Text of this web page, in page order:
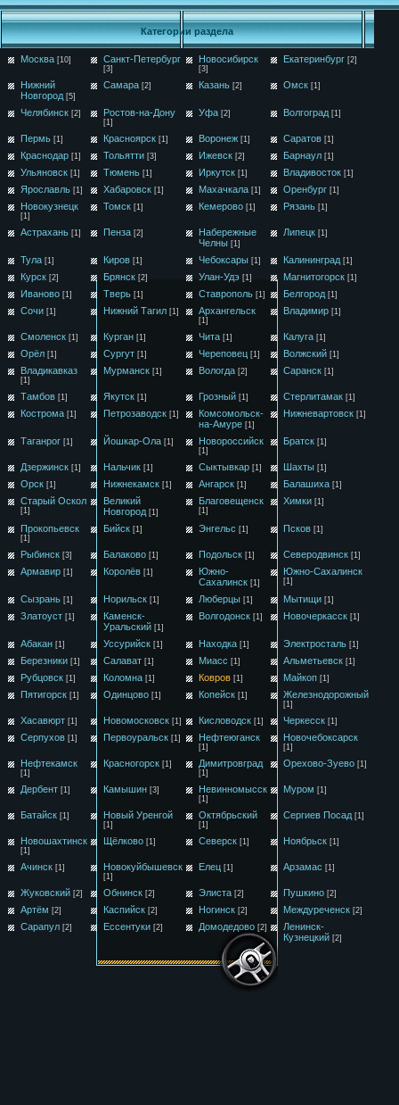
Категории раздела
Москва [10] Санкт-Петербург
[3]
Новосибирск
[3]
Екатеринбург [2]
Нижний
Новгород [5]
Самара [2] Казань [2] Омск [1]
Челябинск [2] Ростов-на-Дону
[1]
Уфа [2] Волгоград [1]
Пермь [1] Красноярск [1] Воронеж [1] Саратов [1]
Краснодар [1] Тольятти [3] Ижевск [2] Барнаул [1]
Ульяновск [1] Тюмень [1] Иркутск [1] Владивосток [1]
Ярославль [1] Хабаровск [1] Махачкала [1] Оренбург [1]
Новокузнецк
[1]
Томск [1] Кемерово [1] Рязань [1]
Астрахань [1] Пенза [2]
Набережные
Челны [1]
Липецк [1]
Тула [1] Киров [1] Чебоксары [1] Калининград [1]
Курск [2] Брянск [2] Улан-Удэ [1] Магнитогорск [1]
Иваново [1] Тверь [1] Ставрополь [1] Белгород [1]
Сочи [1] Нижний Тагил [1] Архангельск
[1]
Владимир [1]
Смоленск [1] Курган [1] Чита [1] Калуга [1]
Орёл [1] Сургут [1] Череповец [1] Волжский [1]
Владикавказ
[1]
Мурманск [1] Вологда [2] Саранск [1]
Тамбов [1] Якутск [1] Грозный [1] Стерлитамак [1]
Кострома [1] Петрозаводск [1]
Комсомольск-
на-Амуре [1]
Нижневартовск [1]
Таганрог [1] Йошкар-Ола [1] Новороссийск
[1]
Братск [1]
Дзержинск [1] Нальчик [1] Сыктывкар [1] Шахты [1]
Орск [1] Нижнекамск [1] Ангарск [1] Балашиха [1]
Старый Оскол
[1]
Великий
Новгород [1]
Благовещенск
[1]
Химки [1]
Прокопьевск
[1]
Бийск [1] Энгельс [1] Псков [1]
Рыбинск [3] Балаково [1] Подольск [1] Северодвинск [1]
Армавир [1] Королёв [1]
Южно-
Сахалинск [1]
Южно-Сахалинск
[1]
Сызрань [1] Норильск [1] Люберцы [1] Мытищи [1]
Златоуст [1]
Каменск-
Уральский [1]
Волгодонск [1] Новочеркасск [1]
Абакан [1] Уссурийск [1] Находка [1] Электросталь [1]
Березники [1] Салават [1] Миасс [1] Альметьевск [1]
Рубцовск [1] Коломна [1] Ковров [1] Майкоп [1]
Пятигорск [1] Одинцово [1] Копейск [1] Железнодорожный
[1]
Хасавюрт [1] Новомосковск [1] Кисловодск [1] Черкесск [1]
Серпухов [1] Первоуральск [1] Нефтеюганск
[1]
Новочебоксарск
[1]
Нефтекамск
[1]
Красногорск [1] Димитровград
[1]
Орехово-Зуево [1]
Дербент [1] Камышин [3] Невинномысск
[1]
Муром [1]
Батайск [1] Новый Уренгой
[1]
Октябрьский
[1]
Сергиев Посад [1]
Новошахтинск
[1]
Щёлково [1] Северск [1] Ноябрьск [1]
Ачинск [1] Новокуйбышевск
[1]
Елец [1] Арзамас [1]
Жуковский [2] Обнинск [2] Элиста [2] Пушкино [2]
Артём [2] Каспийск [2] Ногинск [2] Междуреченск [2]
Сарапул [2] Ессентуки [2] Домодедово [2]
Ленинск-
Кузнецкий [2]